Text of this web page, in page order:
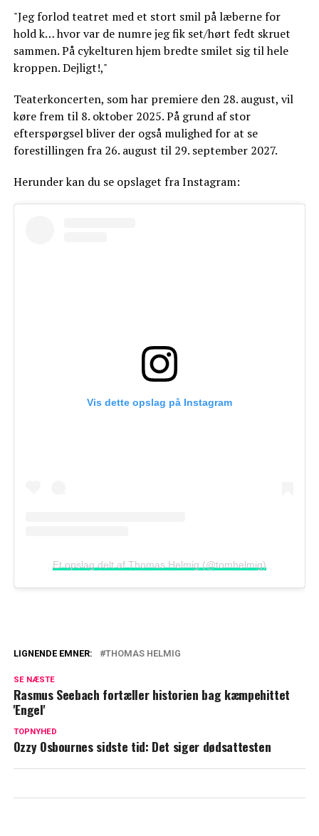
"Jeg forlod teatret med et stort smil på læberne for
hold k… hvor var de numre jeg fik set/hørt fedt skruet
sammen. På cykelturen hjem bredte smilet sig til hele
kroppen. Dejligt!,"
Teaterkoncerten, som har premiere den 28. august, vil
køre frem til 8. oktober 2025. På grund af stor
efterspørgsel bliver der også mulighed for at se
forestillingen fra 26. august til 29. september 2027.
Herunder kan du se opslaget fra Instagram:
Vis dette opslag på Instagram
Et opslag delt af Thomas Helmig (@tomhelmig)
Hvad betyder det?
LIGNENDE EMNER: THOMAS HELMIG
SE NÆSTE
Rasmus Seebach fortæller historien bag kæmpehittet
'Engel'
TOPNYHED
Ozzy Osbournes sidste tid: Det siger dødsattesten